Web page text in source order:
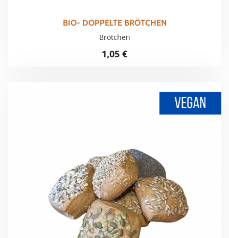
BIO- DOPPELTE BRÖTCHEN
Brötchen
1,05 €